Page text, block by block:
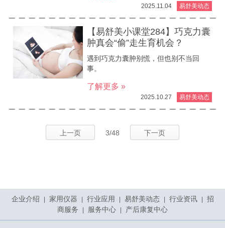
易舒美动态
2025.11.04
【易舒美小课堂284】巧克力囊
肿真会“偷”走生育机会？
遇到巧克力囊肿别慌，但也别不当回
事。
了解更多 »
易舒美动态
2025.10.27
上一页 3/48 下一页
企业介绍 | 家用仪器 | 行业应用 | 易舒美动态 | 行业资讯 |
招
商服务
| 服务中心 | 产后康复中心